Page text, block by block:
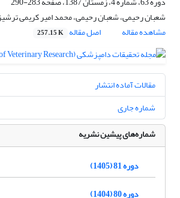
شعبان رحیمی، شعبان رحیمی، محمد امیر کریمی
مشاهده مقاله
اصل مقاله 257.15 K
مقالات آماده انتشار
شماره جاری
شماره‌های پیشین نشریه
دوره 81 (1405)
دوره 80 (1404)